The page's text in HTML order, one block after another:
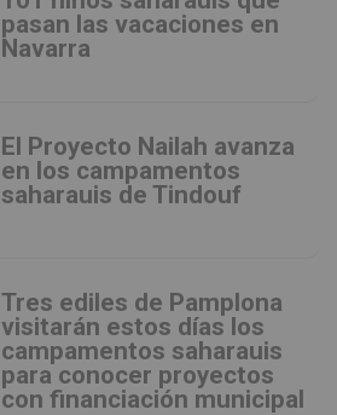
pasan las vacaciones en
Navarra
El Proyecto Nailah avanza
en los campamentos
saharauis de Tindouf
Tres ediles de Pamplona
visitarán estos días los
campamentos saharauis
para conocer proyectos
con financiación municipal